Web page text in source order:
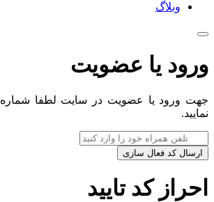
وبلاگ
ورود یا عضویت
جهت ورود یا عضویت در سایت لطفا شماره
نمایید.
ارسال کد فعال سازی
احراز کد تایید